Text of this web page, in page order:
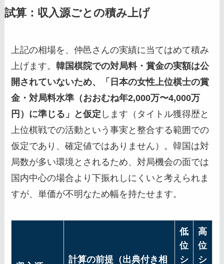
試算：収入源ごとの積み上げ
上記の相場を、仲邑さんの実績に当てはめて積み
上げます。韓国棋院での対局料・賞金の実額は公
開されていないため、「日本の女性上位棋士の賞
金・対局料水準（おおむね年2,000万〜4,000万
円）に準じる」と仮定 します（タイトル獲得歴と
上位棋戦での活動という事実と整合する範囲での
仮定であり、確定値ではありません）。韓国は対
局数が多い環境とされるため、対局機会の面では
国内中心の場合より下振れしにくいと考えられま
すが、単価が不明なため幅を持たせます。
計算の前提（出典付き相
低
位
シ
高
位
シ